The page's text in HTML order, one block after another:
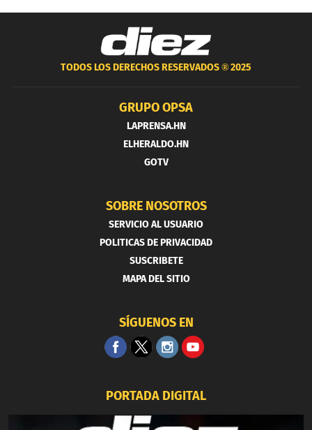
TODOS LOS DERECHOS RESERVADOS ®2025
GRUPO OPSA
LAPRENSA.HN
ELHERALDO.HN
GOTV
SOBRE NOSOTROS
SERVICIO AL USUARIO
POLITICAS DE PRIVACIDAD
SUSCRIBETE
MAPA DEL SITIO
SÍGUENOS EN
PORTADA DIGITAL